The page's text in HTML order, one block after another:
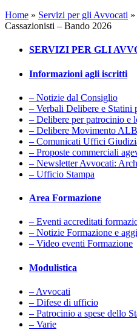
Home » Servizi per gli Avvocati »
Cassazionisti – Bando 2026
SERVIZI PER GLI
Informazioni agli iscritti
– Notizie dal Consiglio
– Verbali Delibere e Statini
– Delibere per patrocinio e
– Delibere Movimento
– Comunicati Uffici
– Proposte commerciali
– Newsletter Avvocati:
– Ufficio Stampa
Area Formazione
– Eventi accreditati
– Notizie Formazione e
– Video eventi Formazione
Modulistica
– Avvocati
– Difese di ufficio
– Patrocinio a spese dello
– Varie